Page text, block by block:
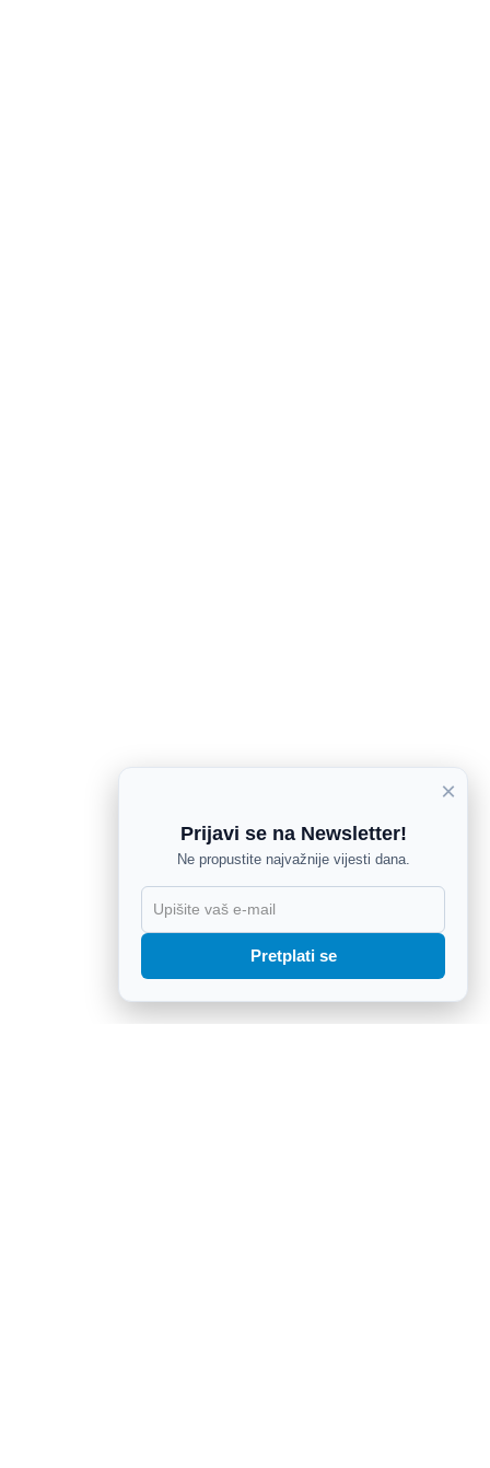
×
Prijavi se na Newsletter!
Ne propustite najvažnije vijesti dana.
Pretplati se